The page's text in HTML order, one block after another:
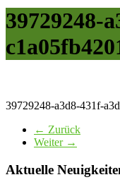
39729248-
39729248-a3d8-431f-
← Zurück
Weiter →
Aktuelle